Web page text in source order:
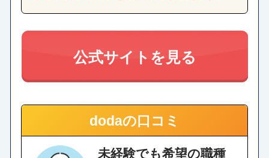
公式サイトを見る
dodaの口コミ
未経験でも希望の職種